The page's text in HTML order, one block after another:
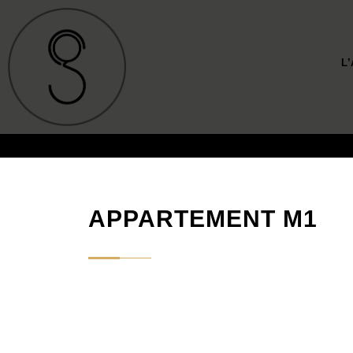
APPARTEMENT M1